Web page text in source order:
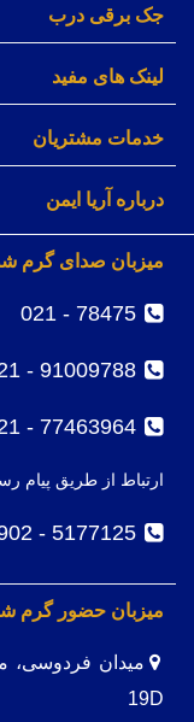
جک برقی درب
لینک های مفید
خدمات مشتریان
درباره آریا ایمن
میزبان صدای گرم
78475 - 021
91009788 - 021
77463964 - 021
ارتباط از طریق پیام
5177125 - 0902
میزبان حضور گرم
19D